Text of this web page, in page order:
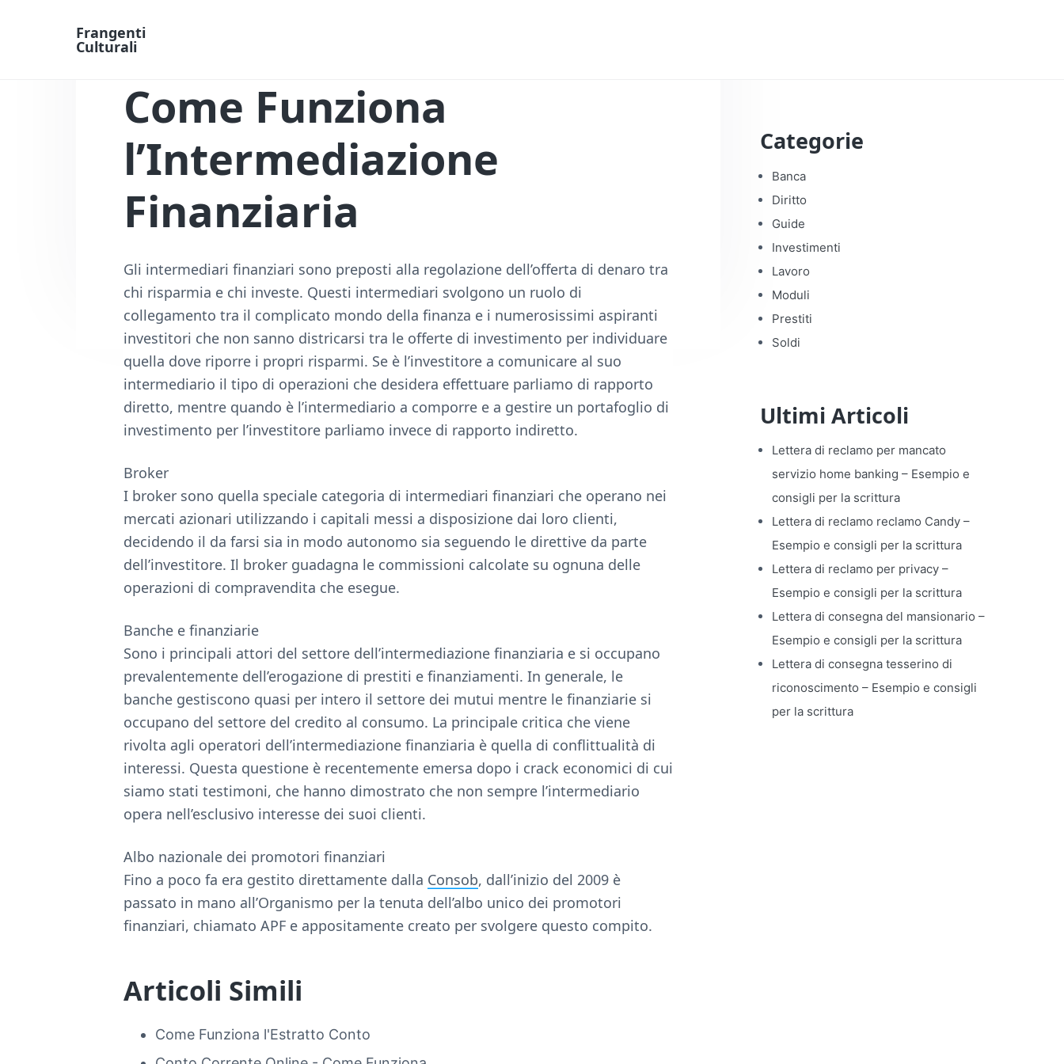
Frangenti
Culturali
Come Funziona
l’Intermediazione
Finanziaria
Gli intermediari finanziari sono preposti alla regolazione dell’offerta di denaro tra
chi risparmia e chi investe. Questi intermediari svolgono un ruolo di
collegamento tra il complicato mondo della finanza e i numerosissimi aspiranti
investitori che non sanno districarsi tra le offerte di investimento per individuare
quella dove riporre i propri risparmi. Se è l’investitore a comunicare al suo
intermediario il tipo di operazioni che desidera effettuare parliamo di rapporto
diretto, mentre quando è l’intermediario a comporre e a gestire un portafoglio di
investimento per l’investitore parliamo invece di rapporto indiretto.
Broker
I broker sono quella speciale categoria di intermediari finanziari che operano nei
mercati azionari utilizzando i capitali messi a disposizione dai loro clienti,
decidendo il da farsi sia in modo autonomo sia seguendo le direttive da parte
dell’investitore. Il broker guadagna le commissioni calcolate su ognuna delle
operazioni di compravendita che esegue.
Banche e finanziarie
Sono i principali attori del settore dell’intermediazione finanziaria e si occupano
prevalentemente dell’erogazione di prestiti e finanziamenti. In generale, le
banche gestiscono quasi per intero il settore dei mutui mentre le finanziarie si
occupano del settore del credito al consumo. La principale critica che viene
rivolta agli operatori dell’intermediazione finanziaria è quella di conflittualità di
interessi. Questa questione è recentemente emersa dopo i crack economici di cui
siamo stati testimoni, che hanno dimostrato che non sempre l’intermediario
opera nell’esclusivo interesse dei suoi clienti.
Albo nazionale dei promotori finanziari
Fino a poco fa era gestito direttamente dalla Consob, dall’inizio del 2009 è
passato in mano all’Organismo per la tenuta dell’albo unico dei promotori
finanziari, chiamato APF e appositamente creato per svolgere questo compito.
Articoli Simili
Come Funziona l'Estratto Conto
Categorie
Banca
Diritto
Guide
Investimenti
Lavoro
Moduli
Prestiti
Soldi
Ultimi Articoli
Lettera di reclamo per mancato
servizio home banking​ – Esempio e
consigli per la scrittura
Lettera di reclamo reclamo Candy​ –
Esempio e consigli per la scrittura
Lettera di reclamo per privacy​ –
Esempio e consigli per la scrittura
Lettera di consegna del mansionario​ –
Esempio e consigli per la scrittura
Lettera di consegna tesserino di
riconoscimento​ – Esempio e consigli
per la scrittura